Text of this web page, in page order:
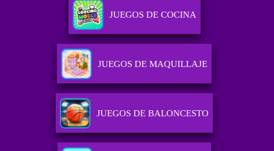
JUEGOS DE COCINA
JUEGOS DE MAQUILLAJE
JUEGOS DE BALONCESTO